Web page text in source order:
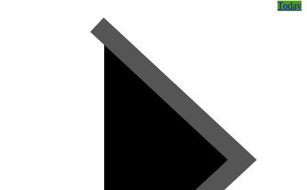
Today